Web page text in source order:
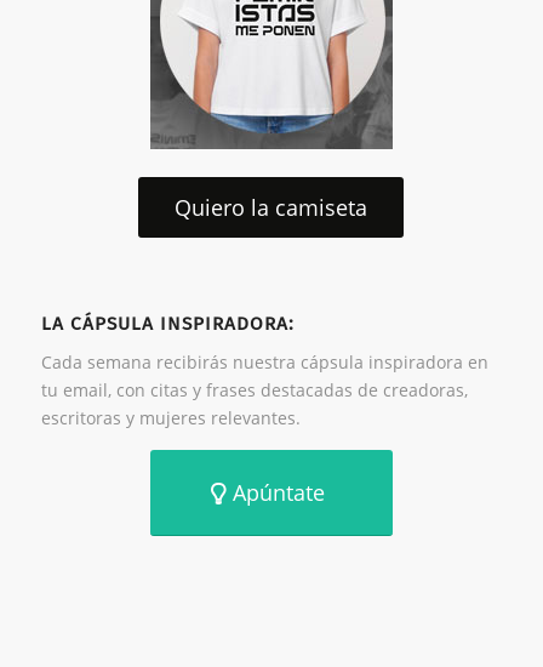
Quiero la camiseta
LA CÁPSULA INSPIRADORA:
Cada semana recibirás nuestra cápsula inspiradora en
tu email, con citas y frases destacadas de creadoras,
escritoras y mujeres relevantes.
Apúntate